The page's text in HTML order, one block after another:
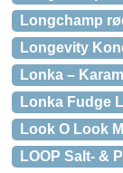
Longchamp
Longevity
Lonka –
Lonka Fudge
Look O Look
LOOP Salt- &